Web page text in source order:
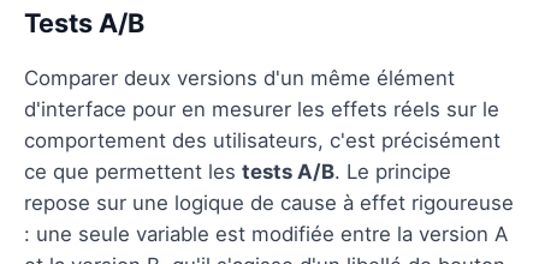
Tests A/B
Comparer deux versions d'un même élément
d'interface pour en mesurer les effets réels sur le
comportement des utilisateurs, c'est précisément
ce que permettent les tests A/B. Le principe
repose sur une logique de cause à effet rigoureuse
: une seule variable est modifiée entre la version A